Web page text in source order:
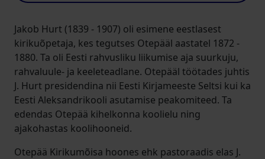
Jakob Hurt (1839 - 1907) oli esimene eestlasest
kirikuõpetaja, kes tegutses Otepääl aastatel 1872 -
1880. Ta oli Eesti rahvusliku liikumise aja suurkuju,
rahvaluule- ja keeleteadlane. Otepääl töötades juhtis
J. Hurt presidendina nii Eesti Kirjameeste Seltsi kui ka
Eesti Aleksandrikooli asutamise peakomiteed. Ta
edendas Otepää kihelkonna koolielu ning
ajakohastas koolihooneid.
Otepää Kirikumõisa hoones ehk pastoraadis elas J.